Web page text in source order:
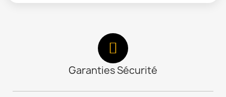
Garanties Sécurité